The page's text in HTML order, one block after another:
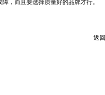
，而且要选择质量好的品牌才行。
返回